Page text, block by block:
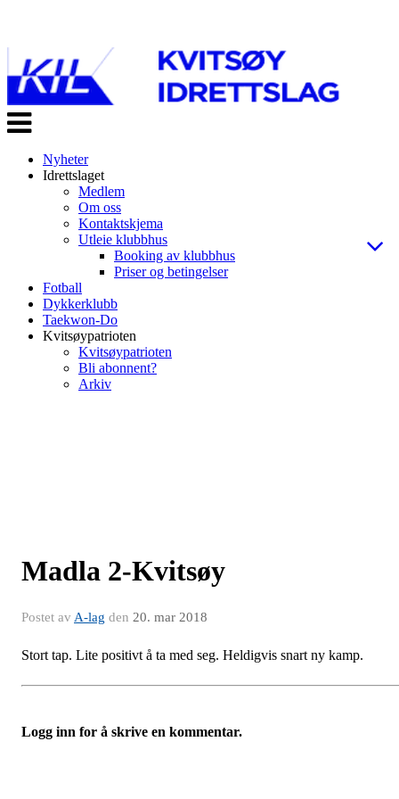
Veksle
navigasjon
Nyheter
Idrettslaget
Medlem
Om oss
Kontaktskjema
Utleie klubbhus
Booking av klubbhus
Priser og betingelser
Fotball
Dykkerklubb
Taekwon-Do
Kvitsøypatrioten
Kvitsøypatrioten
Bli abonnent?
Arkiv
Madla 2-Kvitsøy
Postet av A-lag den 20. mar 2018
Stort tap. Lite positivt å ta med seg. Heldigvis snart ny kamp.
Logg inn for å skrive en kommentar.